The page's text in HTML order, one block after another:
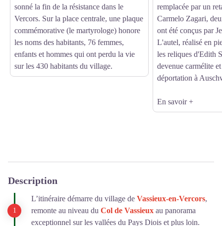
sonné la fin de la résistance dans le
Vercors. Sur la place centrale, une plaque
commémorative (le martyrologe) honore
les noms des habitants, 76 femmes,
enfants et hommes qui ont perdu la vie
sur les 430 habitants du village.
remplacée par un
Carmelo Zagari,
ont été conçus par
L'autel, réalisé en
les reliques d'Edith
devenue carmélite
déportation à
En savoir +
Description
L’itinéraire démarre du village de Vassieux-en-Vercors,
remonte au niveau du Col de Vassieux au panorama
exceptionnel sur les vallées du Pays Diois et plus loin.